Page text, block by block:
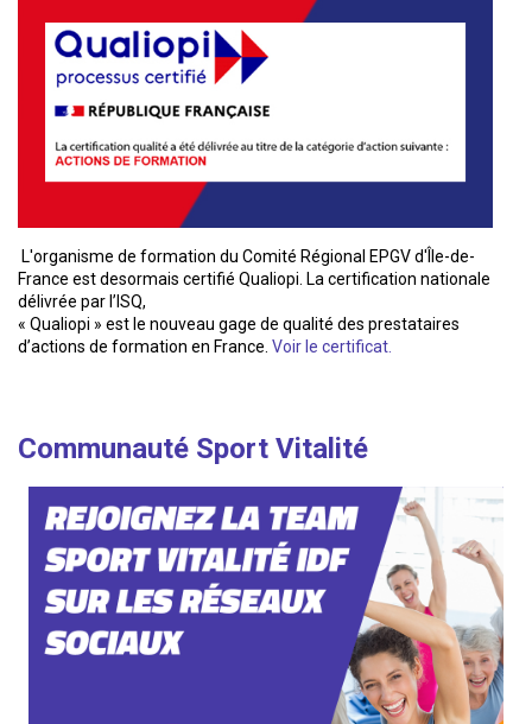
L'organisme de formation du Comité Régional EPGV d'Île-de-
France est desormais certifié Qualiopi. La certification nationale
délivrée par l’ISQ,
« Qualiopi » est le nouveau gage de qualité des prestataires
d’actions de formation en France. Voir le certificat.
Communauté Sport Vitalité